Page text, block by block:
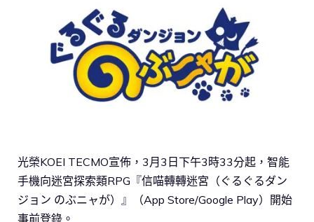
光榮KOEI TECMO宣佈，3月3日下午3時33分起，智能
手機向迷宮探索類RPG『信喵轉轉迷宮（ぐるぐるダン
ジョン のぶニャが）』（App Store/Google Play）開始
事前登錄。